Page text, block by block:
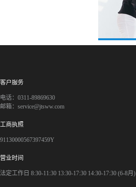
客户服务
电话：0311-89869630
邮箱：service@jtsww.com
工商执照
91130000567397459Y
营业时间
法定工作日 8:30-11:30 13:30-17:30 14:30-17:30 (6-8月)